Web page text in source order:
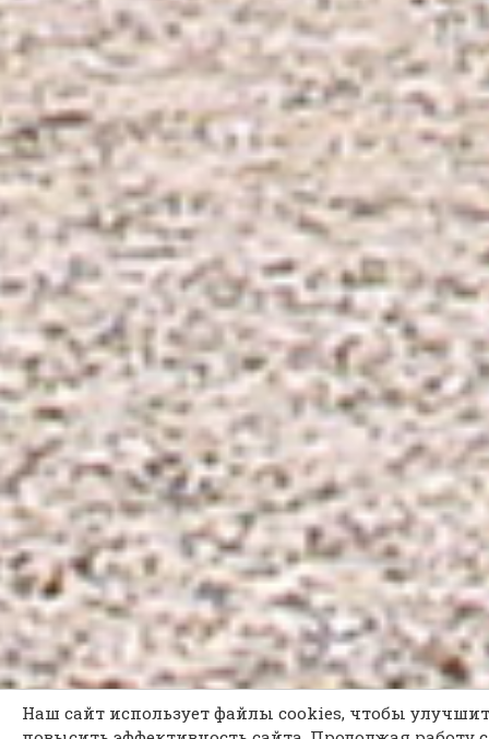
Наш сайт использует файлы cookies, чтобы